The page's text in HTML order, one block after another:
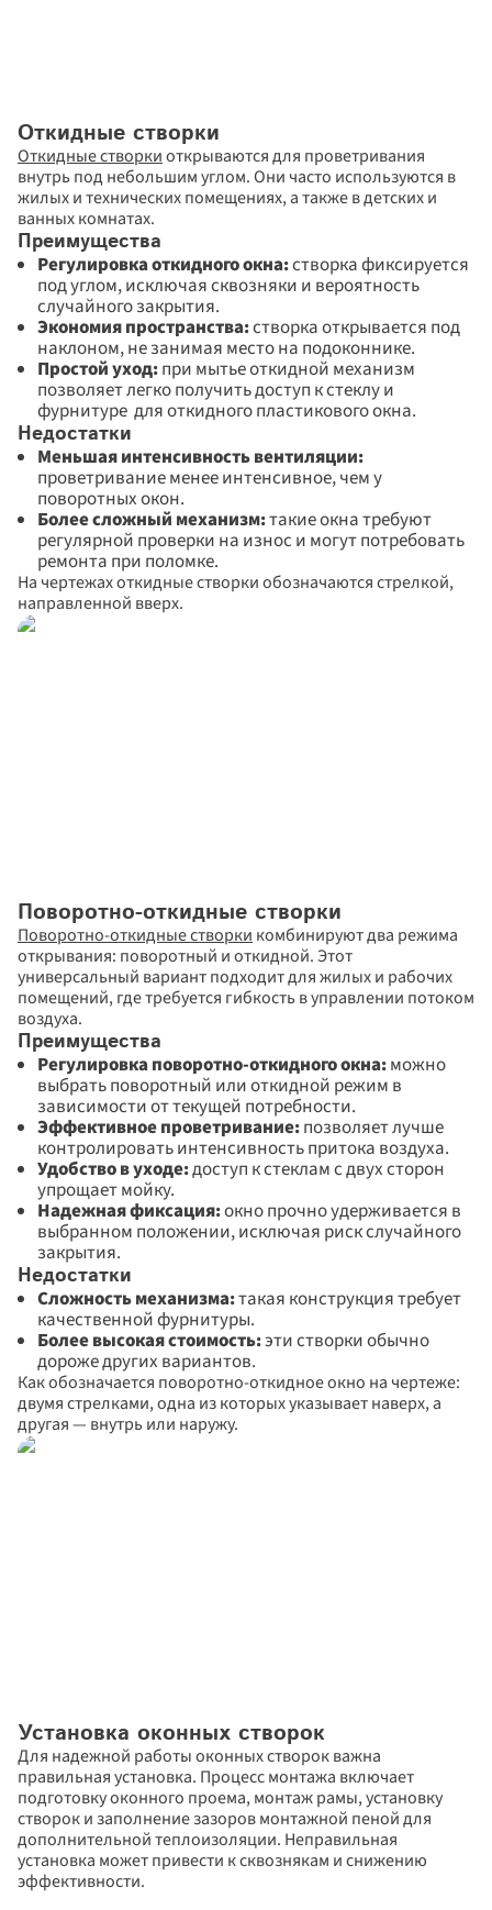
Откидные створки
Откидные створки открываются для проветривания
внутрь под небольшим углом. Они часто используются в
жилых и технических помещениях, а также в детских и
ванных комнатах.
Преимущества
Регулировка откидного окна: створка фиксируется
под углом, исключая сквозняки и вероятность
случайного закрытия.
Экономия пространства: створка открывается под
наклоном, не занимая место на подоконнике.
Простой уход: при мытье откидной механизм
позволяет легко получить доступ к стеклу и
фурнитуре  для откидного пластикового окна.
Недостатки
проветривание менее интенсивное, чем у
поворотных окон.
Более сложный механизм: такие окна требуют
регулярной проверки на износ и могут потребовать
ремонта при поломке.
На чертежах откидные створки обозначаются стрелкой,
направленной вверх.
Поворотно-откидные створки
Поворотно-откидные створки комбинируют два режима
открывания: поворотный и откидной. Этот
универсальный вариант подходит для жилых и рабочих
помещений, где требуется гибкость в управлении потоком
воздуха.
Преимущества
Регулировка поворотно-откидного окна: можно
выбрать поворотный или откидной режим в
зависимости от текущей потребности.
Эффективное проветривание: позволяет лучше
контролировать интенсивность притока воздуха.
Удобство в уходе: доступ к стеклам с двух сторон
упрощает мойку.
Надежная фиксация: окно прочно удерживается в
выбранном положении, исключая риск случайного
закрытия.
Недостатки
Сложность механизма: такая конструкция требует
Более высокая стоимость: эти створки обычно
дороже других вариантов.
Как обозначается поворотно-откидное окно на чертеже:
двумя стрелками, одна из которых указывает наверх, а
другая — внутрь или наружу.
Установка оконных створок
Для надежной работы оконных створок важна
правильная установка. Процесс монтажа включает
подготовку оконного проема, монтаж рамы, установку
створок и заполнение зазоров монтажной пеной для
дополнительной теплоизоляции. Неправильная
установка может привести к сквознякам и снижению
эффективности.